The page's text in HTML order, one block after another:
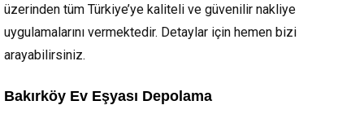
üzerinden tüm Türkiye’ye kaliteli ve güvenilir nakliye
uygulamalarını vermektedir. Detaylar için hemen bizi
arayabilirsiniz.
Bakırköy Ev Eşyası Depolama